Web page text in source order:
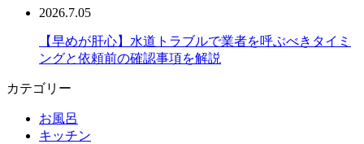
2026.7.05
【早めが肝心】水道トラブルで業者を呼ぶべきタイミ
ングと依頼前の確認事項を解説
カテゴリー
お風呂
キッチン